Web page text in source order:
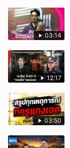
03:14
12:17
03:50